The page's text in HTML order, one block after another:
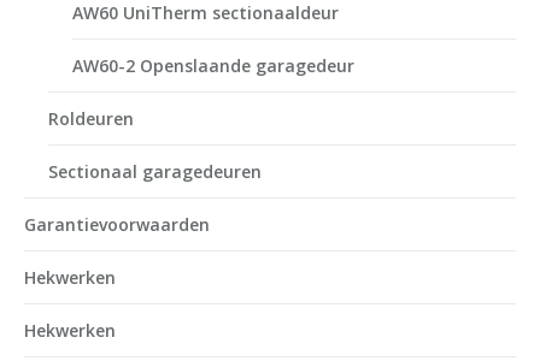
AW60 UniTherm sectionaaldeur
AW60-2 Openslaande garagedeur
Roldeuren
Sectionaal garagedeuren
Garantievoorwaarden
Hekwerken
Hekwerken